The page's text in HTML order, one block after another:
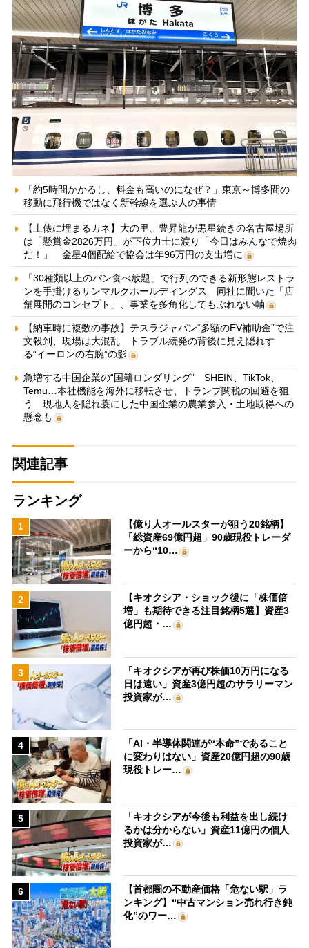
「約5時間かかるし、料金も高いのになぜ？」東京～博多間の
移動に飛行機ではなく新幹線を選ぶ人の事情
【土俵に埋まるカネ】大の里、豊昇龍が黒星続きの名古屋場所
は「懸賞金2826万円」が下位力士に渡り「今日はみんなで焼肉
だ！」 金星4個配給で協会は年96万円の支出増に
「30種類以上のパン食べ放題」で行列のできる新形態レストラ
ンを手掛けるサンマルクホールディングス 同社に聞いた「店
舗展開のコンセプト」、事業を多角化してもぶれない軸
【納車時に複数の事故】テスラジャパン“多額のEV補助金”で注
文殺到、現場は大混乱 トラブル続発の背後に見え隠れす
る“イーロンの右腕”の影
急増する中国企業の“国籍ロンダリング” SHEIN、TikTok、
Temu…本社機能を海外に移転させ、トランプ関税の回避を狙
う 現地人を隠れ蓑にした中国企業の農業参入・土地取得への
懸念も
関連記事
ランキング
1
【億り人オールスターが狙う20銘柄】
「総資産69億円超」90歳現役トレーダ
ーから“10…
2
【キオクシア・ショック後に「株価倍
増」も期待できる注目銘柄5選】資産3
億円超・…
3
「キオクシアが再び株価10万円になる
日は遠い」資産3億円超のサラリーマン
投資家が…
4
「AI・半導体関連が“本命”であること
に変わりはない」資産20億円超の90歳
現役トレー…
5
「キオクシアが今後も利益を出し続け
るかは分からない」資産11億円の個人
投資家が…
6
【首都圏の不動産価格「危ない駅」ラ
ンキング】“中古マンション売れ行き鈍
化”のワー…